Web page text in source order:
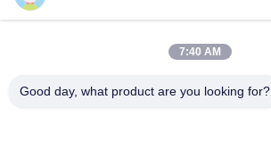
7:40 AM
Good day, what product are you looking for?